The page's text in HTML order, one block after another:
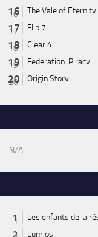
The Vale of
Flip 7
Clear 4
Federation: Piracy
Origin Story
N/A
Les enfants de la
Lumios